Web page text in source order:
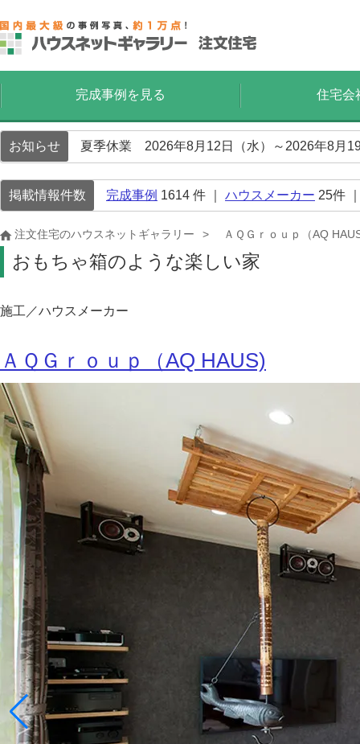
完成事例を見る 住宅会
お知らせ 夏季休業 2026年8月12日（水）～2026年8月
掲載情報件数 完成事例 1614 件 ｜ ハウスメーカー 25件
注文住宅のハウスネットギャラリー ＡＱＧｒｏｕｐ（AQ
おもちゃ箱のような楽しい家
施工／ハウスメーカー
ＡＱＧｒｏｕｐ（AQ HAUS)